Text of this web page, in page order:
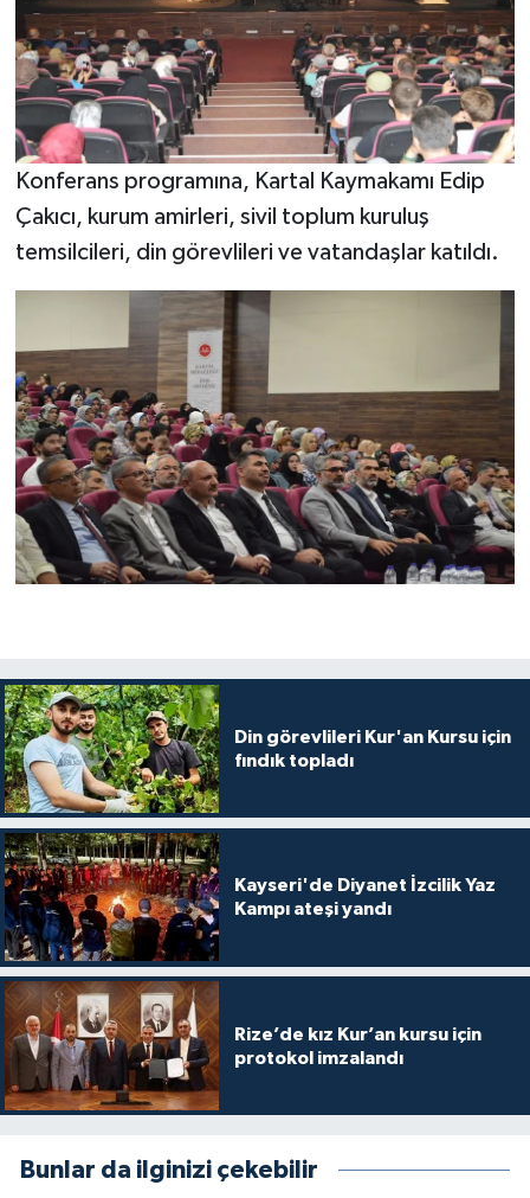
Konferans programına, Kartal Kaymakamı Edip
Çakıcı, kurum amirleri, sivil toplum kuruluş
temsilcileri, din görevlileri ve vatandaşlar katıldı.
Din görevlileri Kur'an Kursu için
fındık topladı
Kayseri'de Diyanet İzcilik Yaz
Kampı ateşi yandı
Rize’de kız Kur’an kursu için
protokol imzalandı
Bunlar da ilginizi çekebilir
Kahramanmaraş Müftülüğü
Karabük Müftülüğü
Karaman Müftülüğü
Kars Müftülüğü
Kastamonu Müftülüğü
Kayseri Müftülüğü
Kilis Müftülüğü
Kırıkkale Müftülüğü
Kırklareli Müftülüğü
Konya Müftülüğü
Kütahya Müftülüğü
Malatya Müftülüğü
Manisa Müftülüğü
Mardin Müftülüğü
Mersin Müftülüğü
Muğla Müftülüğü